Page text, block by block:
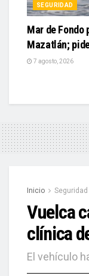
SEGURIDAD
Mar de Fondo
Mazatlán;
7 agosto, 2026
Inicio Seguridad
Vuelca
clínica
El vehículo